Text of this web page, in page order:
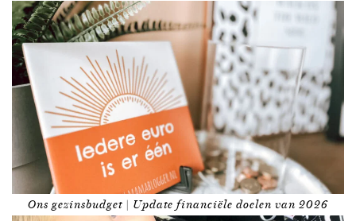
Ons gezinsbudget | Update financiële doelen van 2026